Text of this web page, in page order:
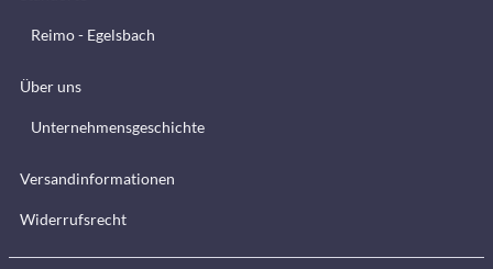
Reimo - Egelsbach
Über uns
Unternehmensgeschichte
Versandinformationen
Widerrufsrecht